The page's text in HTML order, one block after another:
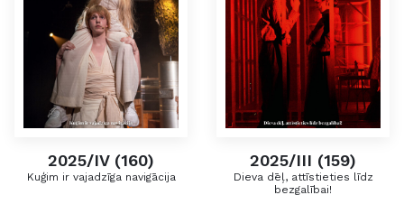
2025/IV (160)
Kuģim ir vajadzīga navigācija
2025/III (159)
Dieva dēļ, attīstieties līdz
bezgalībai!